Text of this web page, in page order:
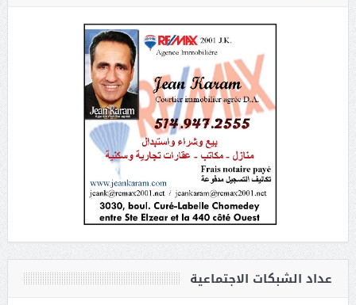
عداد الشبكات الاجتماعية